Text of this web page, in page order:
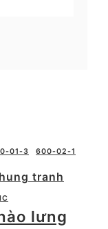
01-3 600-02-1
tranh
lưng